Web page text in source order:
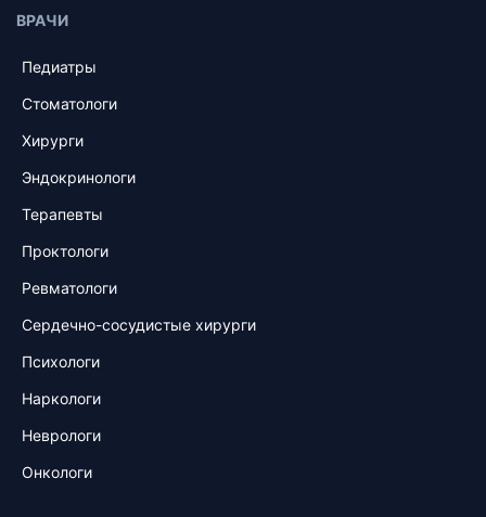
ВРАЧИ
Педиатры
Стоматологи
Хирурги
Эндокринологи
Терапевты
Проктологи
Ревматологи
Сердечно-сосудистые хирурги
Психологи
Наркологи
Неврологи
Онкологи